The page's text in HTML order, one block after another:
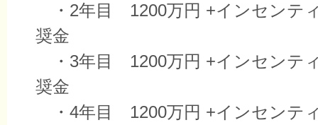
・2年目 1200万円 +インセンテ
奨金
・3年目 1200万円 +インセンテ
奨金
・4年目 1200万円 +インセンテ